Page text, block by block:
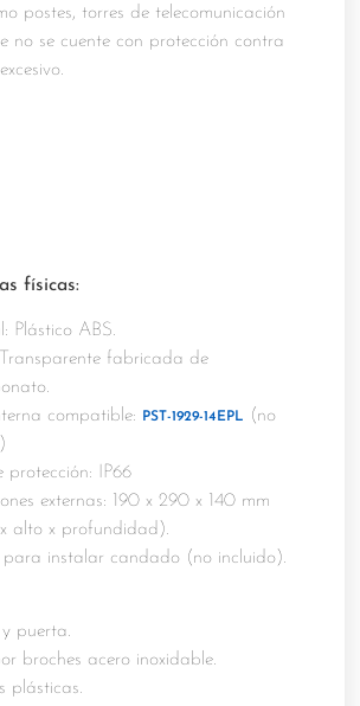
postes, torres de telecomunicación
no se cuente con protección contra
físicas:
Plástico ABS.
fabricada de
compatible:
PST-1929-14EPL
(no
protección: IP66
externas: 190 x 290 x 140 mm
alto x profundidad).
instalar candado (no incluido).
puerta.
broches acero inoxidable.
plásticas.